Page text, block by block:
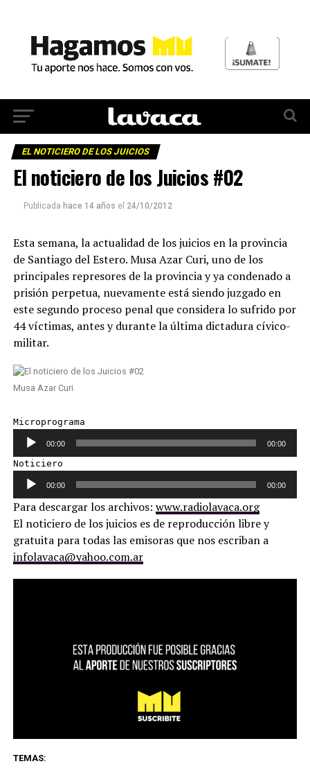
EL NOTICIERO DE LOS JUICIOS
El noticiero de los Juicios #02
Publicada hace 14 años el 24/10/2012
Esta semana, la actualidad de los juicios en la provincia
de Santiago del Estero. Musa Azar Curi, uno de los
principales represores de la provincia y ya condenado a
prisión perpetua, nuevamente está siendo juzgado en
este segundo proceso penal que considera lo sufrido por
44 víctimas, antes y durante la última dictadura cívico-
militar.
Musa Azar Curi
Microprograma
00:00 00:00
Noticiero
00:00 00:00
Para descargar los archivos: www.radiolavaca.org
El noticiero de los juicios es de reproducción libre y
gratuita para todas las emisoras que nos escriban a
infolavaca@yahoo.com.ar
TEMAS: